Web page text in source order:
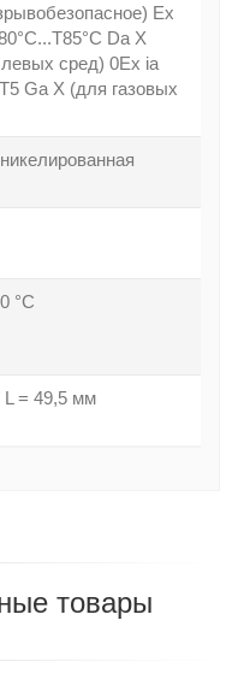
Ex
Da X
сред) 0Ex ia
Ga X (для газовых
°C
L = 49,5 мм
товары